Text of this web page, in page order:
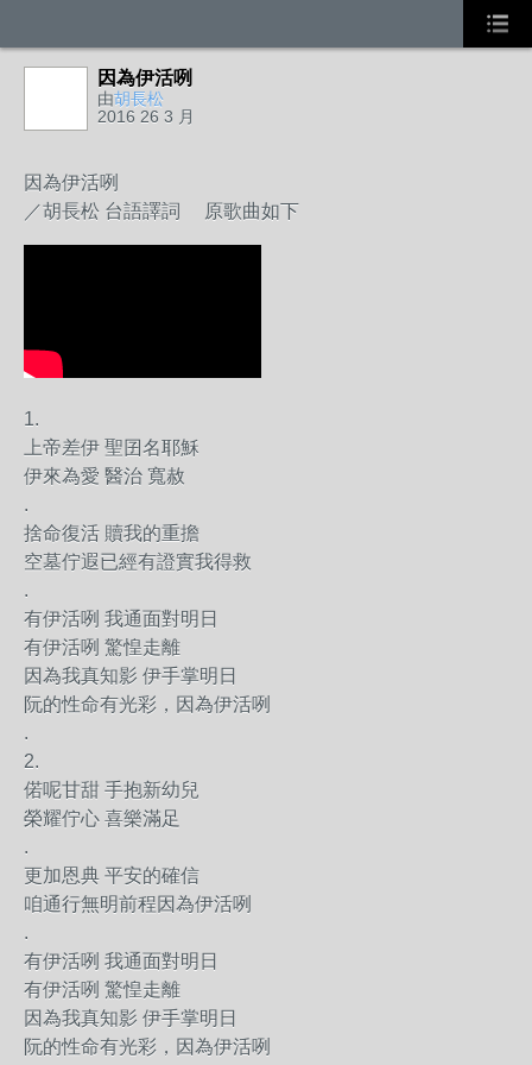
因為伊活咧
由胡長松
2016 26 3 月
因為伊活咧
／胡長松 台語譯詞 原歌曲如下
1.
上帝差伊 聖囝名耶穌
伊來為愛 醫治 寬赦
.
捨命復活 贖我的重擔
空墓佇遐已經有證實我得救
.
有伊活咧 我通面對明日
有伊活咧 驚惶走離
因為我真知影 伊手掌明日
阮的性命有光彩，因為伊活咧
.
2.
偌呢甘甜 手抱新幼兒
榮耀佇心 喜樂滿足
.
更加恩典 平安的確信
咱通行無明前程因為伊活咧
.
有伊活咧 我通面對明日
有伊活咧 驚惶走離
因為我真知影 伊手掌明日
阮的性命有光彩，因為伊活咧